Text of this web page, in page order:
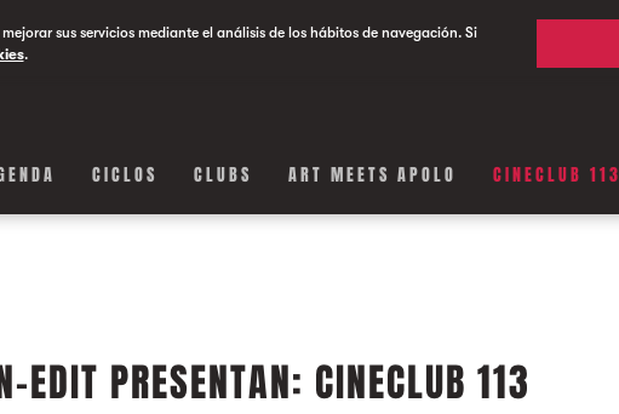
sus servicios mediante el análisis de los hábitos de navegación. Si
.
CICLOS CLUBS ART MEETS APOLO CINECLUB 113
EDIT PRESENTAN: CINECLUB 113